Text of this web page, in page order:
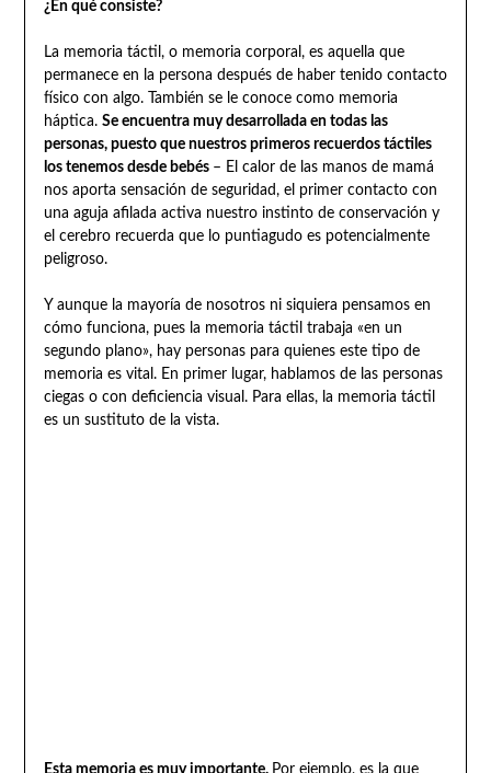
¿En qué consiste?
La memoria táctil, o memoria corporal, es aquella que
permanece en la persona después de haber tenido contacto
físico con algo. También se le conoce como memoria
háptica. Se encuentra muy desarrollada en todas las
personas, puesto que nuestros primeros recuerdos táctiles
los tenemos desde bebés – El calor de las manos de mamá
nos aporta sensación de seguridad, el primer contacto con
una aguja afilada activa nuestro instinto de conservación y
el cerebro recuerda que lo puntiagudo es potencialmente
peligroso.
Y aunque la mayoría de nosotros ni siquiera pensamos en
cómo funciona, pues la memoria táctil trabaja «en un
segundo plano», hay personas para quienes este tipo de
memoria es vital. En primer lugar, hablamos de las personas
ciegas o con deficiencia visual. Para ellas, la memoria táctil
es un sustituto de la vista.